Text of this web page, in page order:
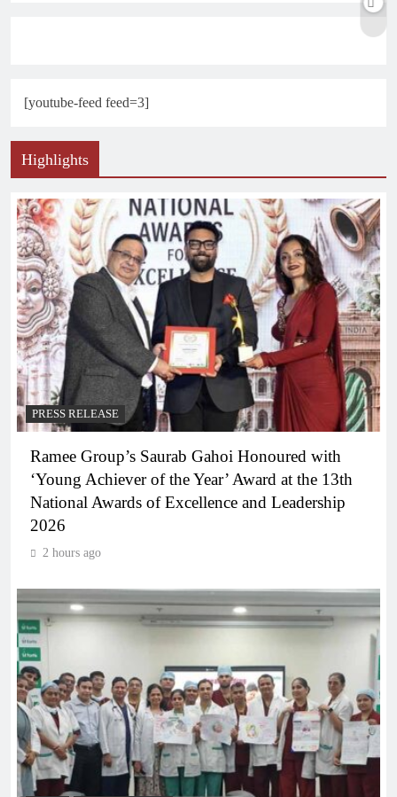
[youtube-feed feed=3]
Highlights
PRESS RELEASE
Ramee Group’s Saurab Gahoi Honoured with
‘Young Achiever of the Year’ Award at the 13th
National Awards of Excellence and Leadership
2026
2 hours ago